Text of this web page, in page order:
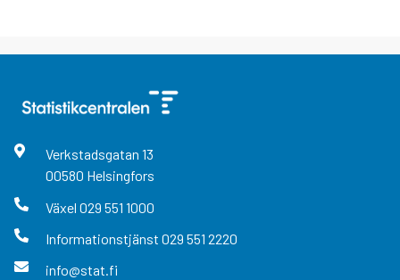
Verkstadsgatan 13
00580 Helsingfors
Växel 029 551 1000
Informationstjänst 029 551 2220
info@stat.fi